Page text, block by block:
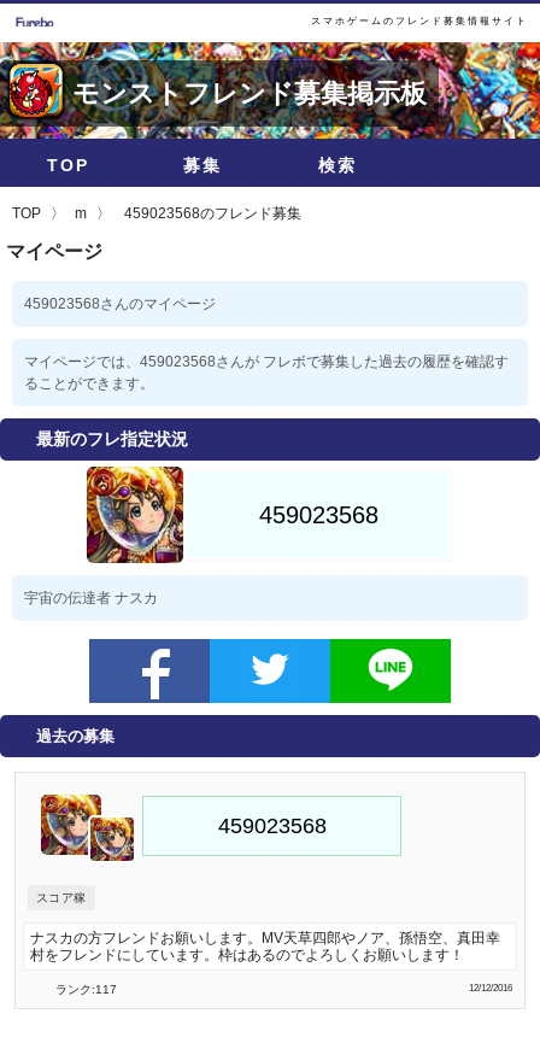
スマホゲームのフレンド募集情報サイト
モンストフレンド募集掲示板
TOP 募集 検索
TOP m 459023568のフレンド募集
マイページ
459023568さんのマイページ
マイページでは、459023568さんが フレボで募集した過去の履歴を確認す
ることができます。
最新のフレ指定状況
宇宙の伝達者 ナスカ
過去の募集
スコア稼
ナスカの方フレンドお願いします。MV天草四郎やノア、孫悟空、真田幸
村をフレンドにしています。枠はあるのでよろしくお願いします！
ランク:117 12/12/2016